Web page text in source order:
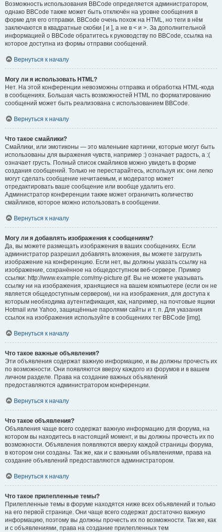
Возможность использования BBCode определяется администратором,
однако BBCode также может быть отключён на уровне сообщения в
форме для его отправки. BBCode очень похож на HTML, но теги в нём
заключаются в квадратные скобки [ и ], а не в < и >. За дополнительной
информацией о BBCode обратитесь к руководству по BBCode, ссылка на
которое доступна из формы отправки сообщений.
Вернуться к началу
Могу ли я использовать HTML?
Нет. На этой конференции невозможны отправка и обработка HTML-кода
в сообщениях. Большая часть возможностей HTML по форматированию
сообщений может быть реализована с использованием BBCode.
Вернуться к началу
Что такое смайлики?
Смайлики, или эмотиконы — это маленькие картинки, которые могут быть
использованы для выражения чувств, например :) означает радость, а :(
означает грусть. Полный список смайликов можно увидеть в форме
создания сообщений. Только не перестарайтесь, используя их: они легко
могут сделать сообщение нечитаемым, и модератор может
отредактировать ваше сообщение или вообще удалить его.
Администратор конференции также может ограничить количество
смайликов, которое можно использовать в сообщении.
Вернуться к началу
Могу ли я добавлять изображения к сообщениям?
Да, вы можете размещать изображения в ваших сообщениях. Если
администратор разрешил добавлять вложения, вы можете загрузить
изображение на конференцию. Если нет, вы должны указать ссылку на
изображение, сохранённое на общедоступном веб-сервере. Пример
ссылки: http://www.example.com/my-picture.gif. Вы не можете указывать
ссылку ни на изображения, хранящиеся на вашем компьютере (если он не
является общедоступным сервером), ни на изображения, для доступа к
которым необходима аутентификация, как, например, на почтовые ящики
Hotmail или Yahoo, защищённые паролями сайты и т. п. Для указания
ссылок на изображения используйте в сообщениях тег BBCode [img].
Вернуться к началу
Что такое важные объявления?
Эти объявления содержат важную информацию, и вы должны прочесть их
по возможности. Они появляются вверху каждого из форумов и в вашем
личном разделе. Права на создание важных объявлений
предоставляются администратором конференции.
Вернуться к началу
Что такое объявления?
Объявления чаще всего содержат важную информацию для форума, на
котором вы находитесь в настоящий момент, и вы должны прочесть их по
возможности. Объявления появляются вверху каждой страницы форума,
в котором они созданы. Так же, как и с важными объявлениями, права на
создание объявлений предоставляются администратором.
Вернуться к началу
Что такое прилепленные темы?
Прилепленные темы в форуме находятся ниже всех объявлений и только
на его первой странице. Они чаще всего содержат достаточно важную
информацию, поэтому вы должны прочесть их по возможности. Так же, как
и с объявлениями, права на создание прилепленных тем